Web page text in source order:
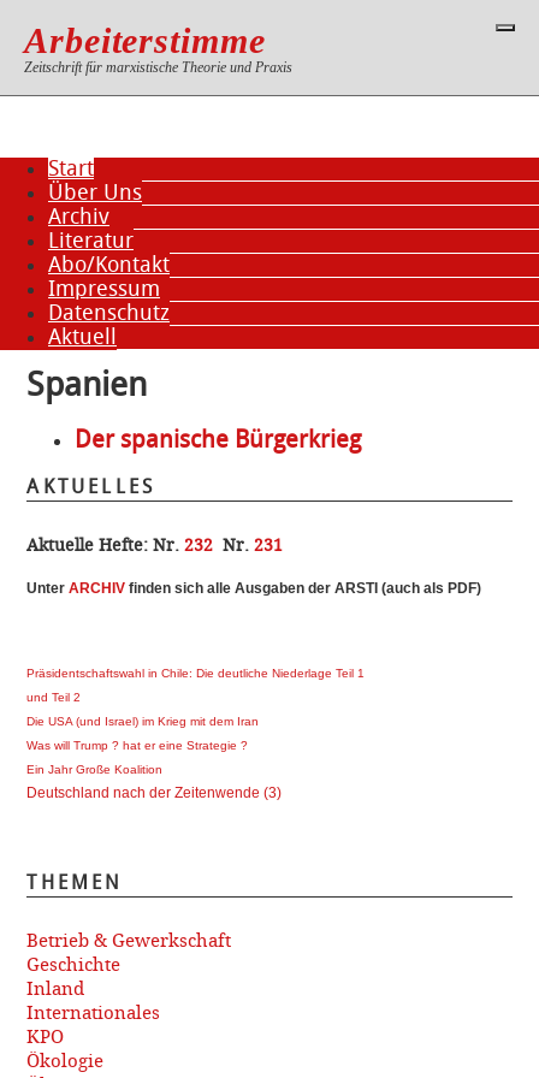
Arbeiterstimme
Zeitschrift für marxistische Theorie und Praxis
Start
Über Uns
Archiv
Literatur
Abo/Kontakt
Impressum
Datenschutz
Aktuell
Spanien
Der spanische Bürgerkrieg
AKTUELLES
Aktuelle Hefte: Nr.232 Nr.231
UnterARCHIV finden sich alle Ausgaben der ARSTI (auch als PDF)
Präsidentschaftswahl in Chile: Die deutliche Niederlage Teil 1
und Teil 2
Die USA (und Israel) im Krieg mit dem Iran
Was will Trump ? hat er eine Strategie ?
Ein Jahr Große Koalition
Deutschland nach der Zeitenwende (3)
THEMEN
Betrieb & Gewerkschaft
Geschichte
Inland
Internationales
KPO
Ökologie